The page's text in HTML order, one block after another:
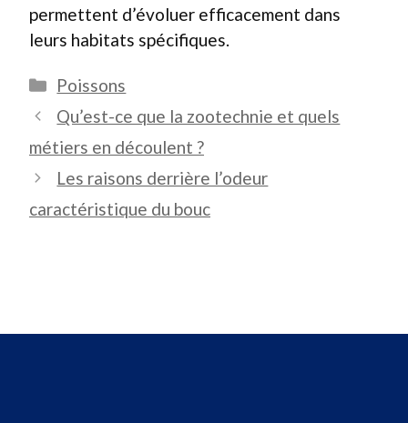
permettent d’évoluer efficacement dans
leurs habitats spécifiques.
Catégories
Poissons
Qu’est-ce que la zootechnie et quels
métiers en découlent ?
Les raisons derrière l’odeur
caractéristique du bouc